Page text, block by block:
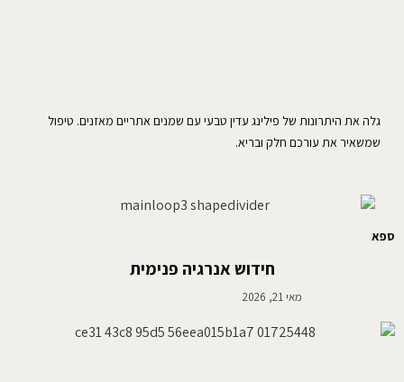
גלה את היתרונות של פילינג עדין טבעי עם שמנים אתריים מאזנים. טיפול
שמשאיר את עורכם חלק ובריא.
ספא
חידוש אנרגיה פנימית
מאי 21, 2026